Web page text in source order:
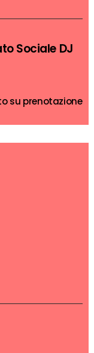
Sociale DJ
su prenotazione